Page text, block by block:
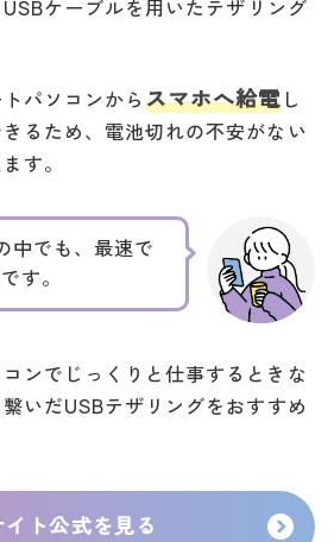
ケーブルを用いたテザリング
パソコンからスマホへ給電し
るため、電池切れの不安がない
す。
中でも、最速で
す。
ンでじっくりと仕事するときな
いだUSBテザリングをおすすめ
ト公式を見る